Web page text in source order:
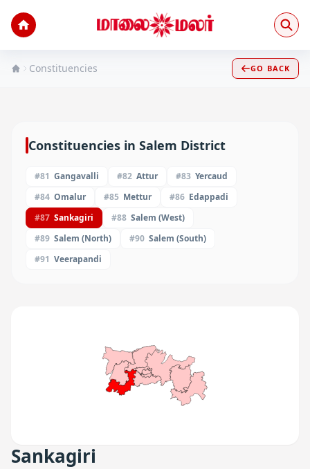
Constituencies GO BACK
Constituencies in Salem District
#81 Gangavalli #82 Attur #83 Yercaud
#84 Omalur #85 Mettur #86 Edappadi
#87 Sankagiri #88 Salem (West)
#89 Salem (North) #90 Salem (South)
#91 Veerapandi
Sankagiri